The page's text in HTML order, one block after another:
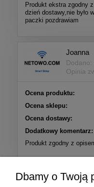
Produkt ekstra zgodny
dzień dostawy,nie było
paczki pozdrawiam
Joanna
Opinia
Ocena produktu:
Ocena sklepu:
Ocena dostawy:
Dodatkowy komentarz:
Produkt zgodny z
Dbamy o Twoją